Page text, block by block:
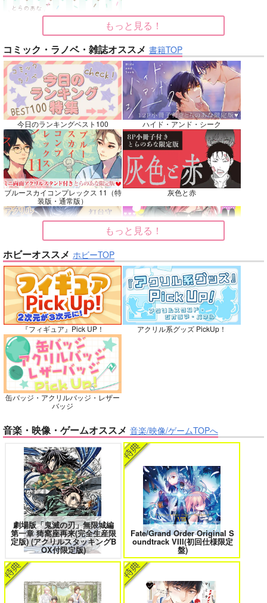
再販希望
No.7
ベテルギウスの光
DISCO F えづとふじ
660円（税込）
吸血鬼すぐ死ぬ
サンプル
再販希望
No.8
Vestige
バッキンガム
3,144 円（税込）
崩壊：スターレイル
ファイノン
フリンズ
カート
No.8
双駆（特装版）
m.m.m.
7,857円（税込）
刀剣乱舞
大典太光世
カート
No.10
正面切ってかかってこ
シャリ平原
787円（税込）
落第忍者乱太郎
鉢屋三郎×尾浜勘右衛門
サンプル
カート
もっと見る！
コミック・ラノベ・雑誌オススメ 書籍TOP
今日のランキングベスト100 ハイド・アンド・シーク
ブルースカイコンプレックス 11（特
装版・通常版）
灰色と赤
灯台守とかもめの子 3 ヤリチン☆ビッチ部 7
俺の可愛い弟は 2
バイトの宮川君は店長が好き 2
出来損ないのラブソング Riff 兎太と烏堂
花金ラブアクシデント! 絶対ど～しても楽していきたいっ!
もっと見る！
ホビーオススメ ホビーTOP
『フィギュア』Pick UP！ アクリル系グッズ PickUp！
缶バッジ・アクリルバッジ・レザー
バッジ
音楽・映像・ゲームオススメ 音楽/映像/ゲームTOPへ
劇場版「鬼滅の刃」無限城編
第一章 猗窩座再来(完全生産限
定版) (アクリルスタッキングB
OX付限定版)
Fate/Grand Order Original S
oundtrack VIII(初回仕様限定
盤)